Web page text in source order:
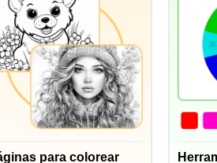
para colorear